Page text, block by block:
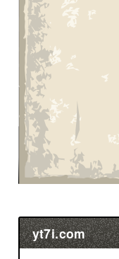
yt7i.com